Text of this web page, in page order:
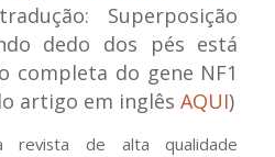
Superposição
dedo dos pés está
completa do gene NF1
artigo em inglês AQUI)
revista de alta qualidade